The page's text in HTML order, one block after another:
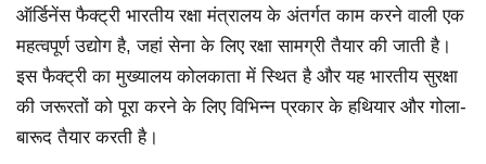
ऑर्डिनेंस फैक्ट्री भारतीय रक्षा मंत्रालय के अंतर्गत काम करने वाली एक
महत्वपूर्ण उद्योग है, जहां सेना के लिए रक्षा सामग्री तैयार की जाती है।
इस फैक्ट्री का मुख्यालय कोलकाता में स्थित है और यह भारतीय सुरक्षा
की जरूरतों को पूरा करने के लिए विभिन्न प्रकार के हथियार और गोला-
बारूद तैयार करती है।